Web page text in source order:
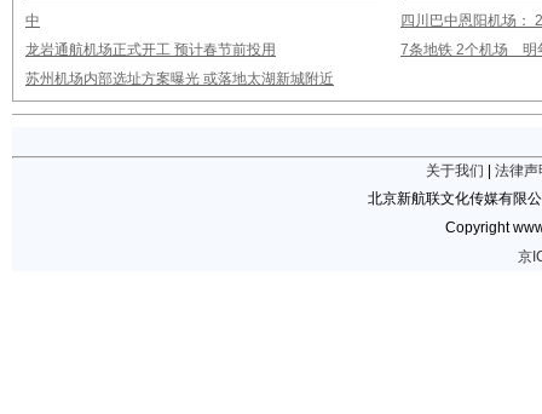
中
四川巴中恩阳机场：
龙岩通航机场正式开工 预计春节前投用
7条地铁 2个机场 明
苏州机场内部选址方案曝光 或落地太湖新城附近
关于我们
法律声
北京新航联文化传媒有限
Copyright
京